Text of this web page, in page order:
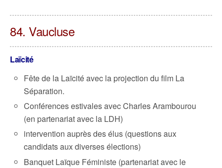
84. Vaucluse
Laïcité
Fête de la Laïcité avec la projection du film La
Séparation.
Conférences estivales avec Charles Arambourou
(en partenariat avec la LDH)
intervention auprès des élus (questions aux
candidats aux diverses élections)
Banquet Laïque Féministe (partenariat avec le